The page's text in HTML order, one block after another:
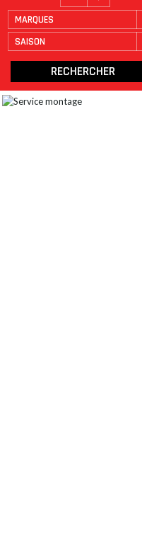
MARQUES
SAISON